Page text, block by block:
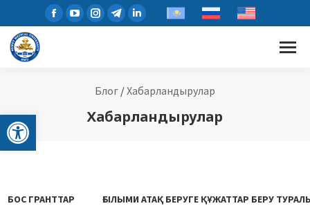
Open toolbar
Блог /Хабарландырулар
Хабарландырулар
БОС ГРАНТТАР
ҒЫЛЫМИ АТАҚ БЕРУГЕ ҚҰЖАТТАР БЕРУ